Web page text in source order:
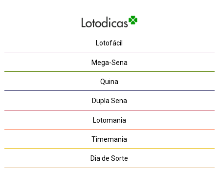
Lotofácil
Mega-Sena
Quina
Dupla Sena
Lotomania
Timemania
Dia de Sorte